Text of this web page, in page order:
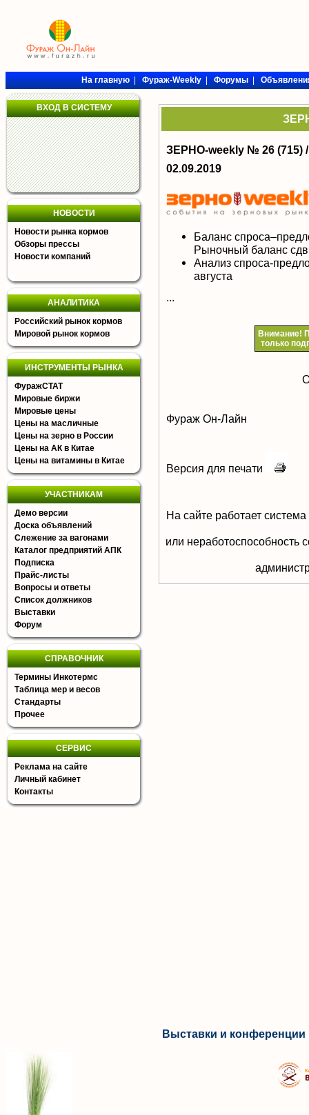
На главную|Фураж-Weekly|Форумы|
ВХОД В СИСТЕМУ
НОВОСТИ
Новости рынка кормов
Обзоры прессы
Новости компаний
АНАЛИТИКА
Российский рынок кормов
Мировой рынок кормов
ИНСТРУМЕНТЫ РЫНКА
ФуражСТАТ
Мировые биржи
Мировые цены
Цены на масличные
Цены на зерно в России
Цены на АК в Китае
Цены на витамины в Китае
УЧАСТНИКАМ
Демо версии
Доска объявлений
Слежение за вагонами
Каталог предприятий АПК
Подписка
Прайс-листы
Вопросы и ответы
Список должников
Выставки
Форум
СПРАВОЧНИК
Термины Инкотермс
Таблица мер и весов
Стандарты
Прочее
СЕРВИС
Реклама на сайте
Личный кабинет
Контакты
ЗЕРНО-weekly № 26 (715)
02.09.2019
Баланс
Рыночный баланс
Анализ спроса-
августа
...
Внимание!
только
Фураж Он-Лайн
Версия для печати
На сайте работает
или неработоспособность
Выставки и конференции